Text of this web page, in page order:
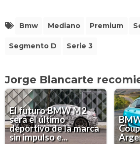
Bmw Mediano Premium
Segmento D Serie 3
Jorge Blancarte
El futuro BMW M2
será el último
deportivo de la marca
sin impulso e...